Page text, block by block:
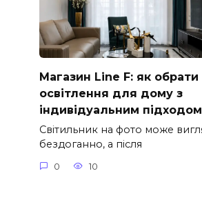
Магазин Line F: як обрати
освітлення для дому з
індивідуальним підходом
Світильник на фото може
бездоганно, а після
0 10